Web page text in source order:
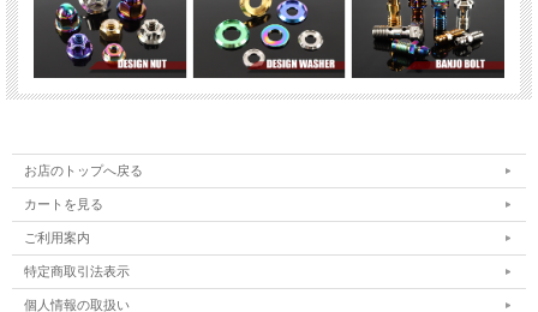
お店のトップへ戻る
カートを見る
ご利用案内
特定商取引法表示
個人情報の取扱い